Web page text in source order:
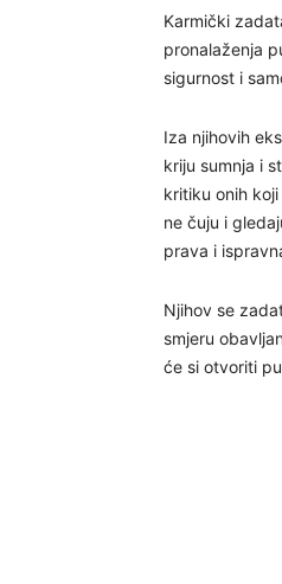
Karmički
pronalaženja
sigurnost i
Iza njihovih
kriju sumnja i
kritiku onih
ne čuju i
prava i
Njihov se
smjeru
će si otvoriti